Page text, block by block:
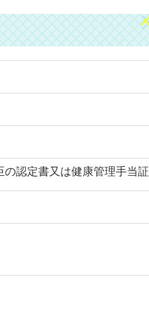
認定書又は健康管理手当